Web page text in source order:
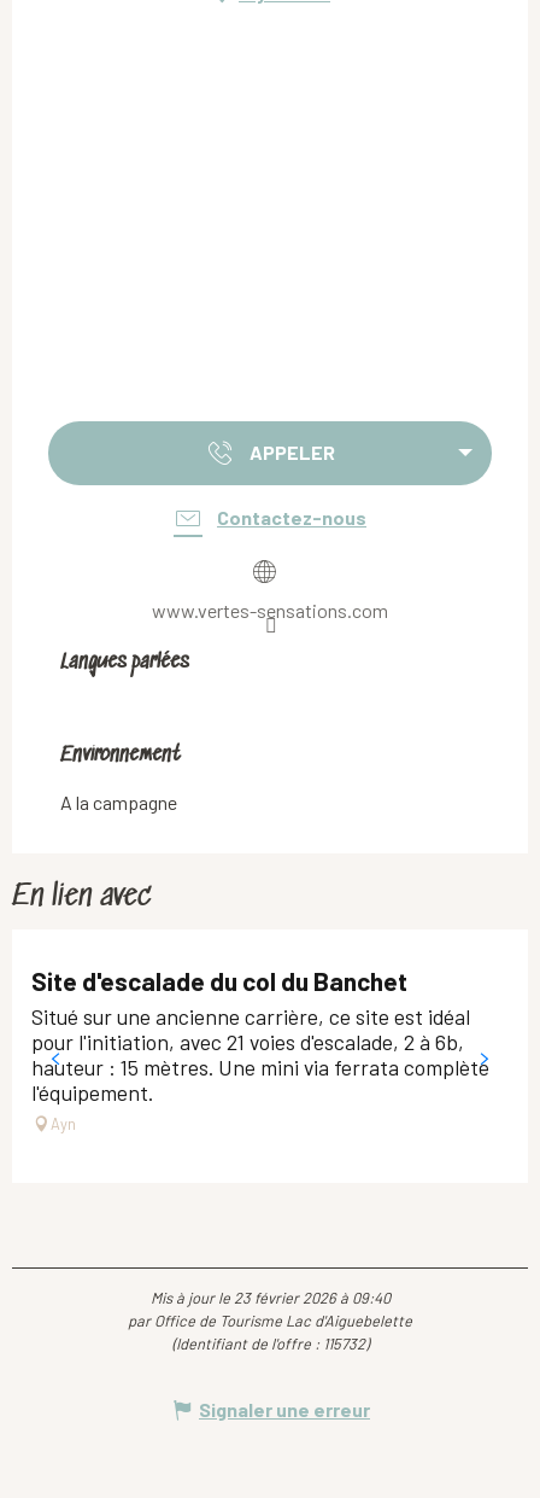
APPELER
Contactez-nous
www.vertes-sensations.com
Langues parlées
Langues parlées
Environnement
Environnement
A la campagne
En lien avec
Site d'escalade du col du Banchet
Situé sur une ancienne carrière, ce site est idéal
pour l'initiation, avec 21 voies d'escalade, 2 à 6b,
hauteur : 15 mètres. Une mini via ferrata complète
l'équipement.
Ayn
Mis à jour le 23 février 2026 à 09:40
par Office de Tourisme Lac d'Aiguebelette
(Identifiant de l'offre : 115732)
Signaler une erreur